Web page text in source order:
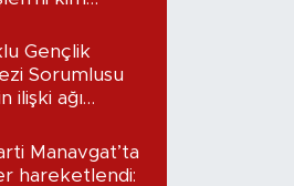
Gençlik
Sorumlusu
ilişki ağı
uçuklatan
Manavgat’ta
hareketlendi: